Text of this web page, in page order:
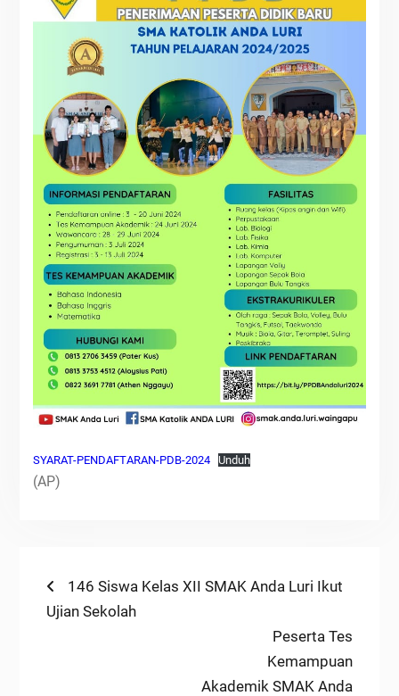
SYARAT-PENDAFTARAN-PDB-2024 Unduh
(AP)
Navigasi
pos
Previous
post:
146 Siswa Kelas XII SMAK Anda Luri Ikut
Ujian Sekolah
Next
post:
Peserta Tes
Kemampuan
Akademik SMAK Anda